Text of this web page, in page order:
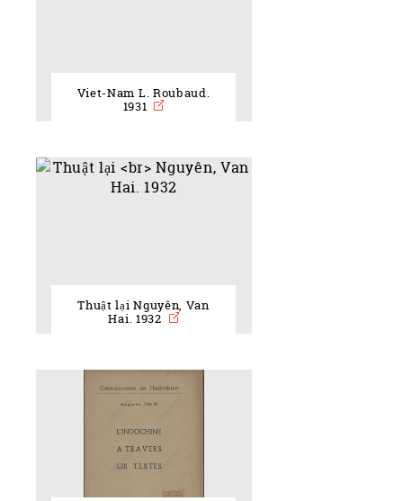
Viet-Nam L. Roubaud.
1931
Thuật lại Nguyên, Van
Hai. 1932